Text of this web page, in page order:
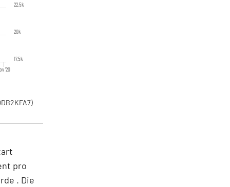
'20
17,5k
20k
22,5k
pro
. Die